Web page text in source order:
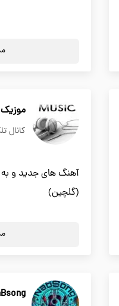
کانال
آهنگ های جدید و به
(گلچین)